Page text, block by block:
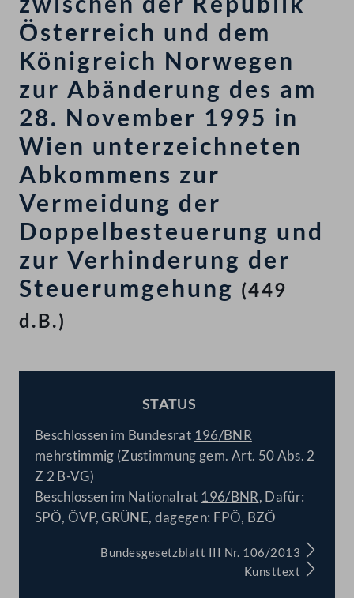
Österreich und dem
Königreich Norwegen
zur Abänderung des am
28. November 1995 in
Wien unterzeichneten
Abkommens zur
Vermeidung der
Doppelbesteuerung und
zur Verhinderung der
Steuerumgehung (449
d.B.)
STATUS
Beschlossen im Bundesrat 196/BNR
mehrstimmig (Zustimmung gem. Art. 50 Abs. 2
Z 2 B-VG)
Beschlossen im Nationalrat 196/BNR, Dafür:
SPÖ, ÖVP, GRÜNE, dagegen: FPÖ, BZÖ
Bundesgesetzblatt III Nr. 106/2013
Kunsttext